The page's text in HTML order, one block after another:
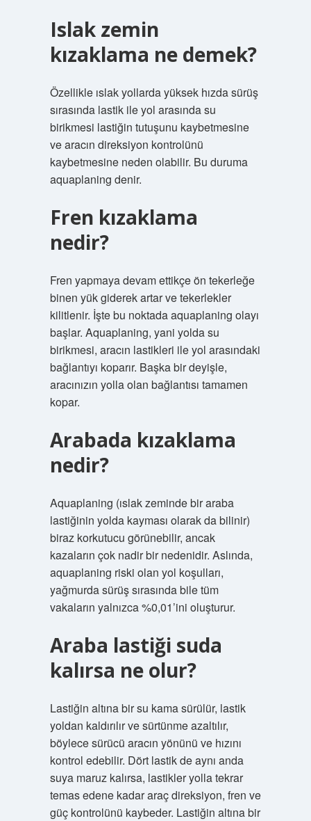
Islak zemin
kızaklama ne demek?
Özellikle ıslak yollarda yüksek hızda sürüş
sırasında lastik ile yol arasında su
birikmesi lastiğin tutuşunu kaybetmesine
ve aracın direksiyon kontrolünü
kaybetmesine neden olabilir. Bu duruma
aquaplaning denir.
Fren kızaklama
nedir?
Fren yapmaya devam ettikçe ön tekerleğe
binen yük giderek artar ve tekerlekler
kilitlenir. İşte bu noktada aquaplaning olayı
başlar. Aquaplaning, yani yolda su
birikmesi, aracın lastikleri ile yol arasındaki
bağlantıyı koparır. Başka bir deyişle,
aracınızın yolla olan bağlantısı tamamen
kopar.
Arabada kızaklama
nedir?
Aquaplaning (ıslak zeminde bir araba
lastiğinin yolda kayması olarak da bilinir)
biraz korkutucu görünebilir, ancak
kazaların çok nadir bir nedenidir. Aslında,
aquaplaning riski olan yol koşulları,
yağmurda sürüş sırasında bile tüm
vakaların yalnızca %0,01’ini oluşturur.
Araba lastiği suda
kalırsa ne olur?
Lastiğin altına bir su kama sürülür, lastik
yoldan kaldırılır ve sürtünme azaltılır,
böylece sürücü aracın yönünü ve hızını
kontrol edebilir. Dört lastik de aynı anda
suya maruz kalırsa, lastikler yolla tekrar
temas edene kadar araç direksiyon, fren ve
güç kontrolünü kaybeder. Lastiğin altına bir